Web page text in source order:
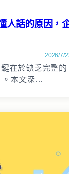
人話的原因，
2026/7/
在於缺乏完整的
。本文深…